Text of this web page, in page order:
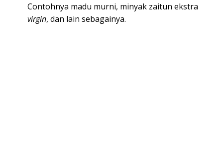
Contohnya madu murni, minyak zaitun ekstra
virgin, dan lain sebagainya.